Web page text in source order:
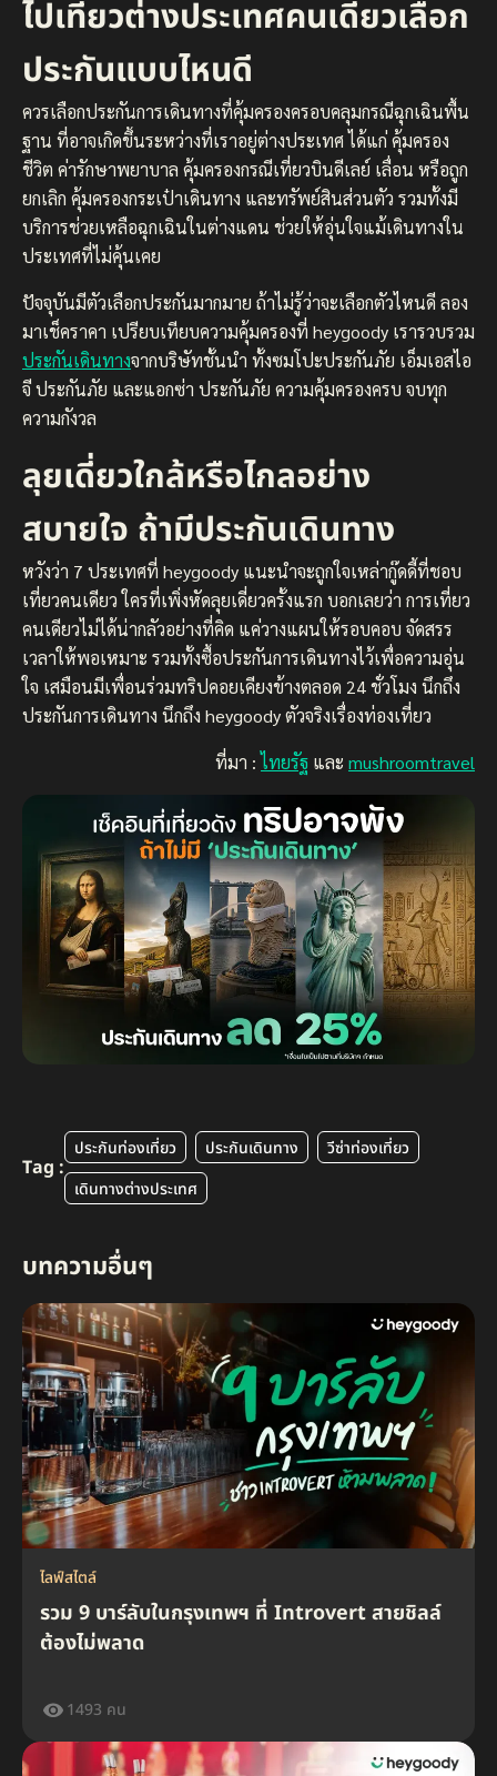
ไปเที่ยวต่างประเทศคนเดียวเลือก
ประกันแบบไหนดี
ควรเลือกประกันการเดินทางที่คุ้มครองครอบคลุมกรณีฉุกเฉินพื้น
ฐาน ที่อาจเกิดขึ้นระหว่างที่เราอยู่ต่างประเทศ ได้แก่ คุ้มครอง
ชีวิต ค่ารักษาพยาบาล คุ้มครองกรณีเที่ยวบินดีเลย์ เลื่อน หรือถูก
ยกเลิก คุ้มครองกระเป๋าเดินทาง และทรัพย์สินส่วนตัว รวมทั้งมี​​
บริการช่วยเหลือฉุกเฉินในต่างแดน ช่วยให้อุ่นใจแม้เดินทางใน
ประเทศที่ไม่คุ้นเคย
ปัจจุบันมีตัวเลือกประกันมากมาย ถ้าไม่รู้ว่าจะเลือกตัวไหนดี ลอง
มาเช็คราคา เปรียบเทียบความคุ้มครองที่ heygoody เรารวบรวม
ประกันเดินทางจากบริษัทชั้นนำ ทั้งซมโปะประกันภัย เอ็มเอสไอ
จี ประกันภัย และแอกซ่า ประกันภัย ความคุ้มครองครบ จบทุก
ความกังวล
ลุยเดี่ยวใกล้หรือไกลอย่าง
สบายใจ ถ้ามีประกันเดินทาง
หวังว่า 7 ประเทศที่ heygoody แนะนำจะถูกใจเหล่ากู๊ดดี้ที่ชอบ
เที่ยวคนเดียว ใครที่เพิ่งหัดลุยเดี่ยวครั้งแรก บอกเลยว่า การเที่ยว
คนเดียวไม่ได้น่ากลัวอย่างที่คิด แค่วางแผนให้รอบคอบ จัดสรร
เวลาให้พอเหมาะ รวมทั้งซื้อประกันการเดินทางไว้เพื่อความอุ่น
ใจ เสมือนมีเพื่อนร่วมทริปคอยเคียงข้างตลอด 24 ชั่วโมง นึกถึง
ประกันการเดินทาง นึกถึง heygoody ตัวจริงเรื่องท่องเที่ยว
ที่มา :ไทยรัฐ และ mushroomtravel
Tag :
ประกันท่องเที่ยว ประกันเดินทาง
วีซ่าท่องเที่ยว
เดินทางต่างประเทศ
บทความอื่นๆ
ไลฟ์สไตล์
รวม 9 บาร์ลับในกรุงเทพฯ ที่ Introvert สายชิลล์
ต้องไม่พลาด
1493 คน